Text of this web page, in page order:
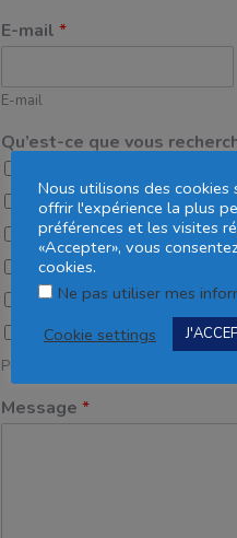
E-mail *
E-mail
Qu’est-ce que vous
Pilotage de gestion
Recrutement
Communication
Digitalisation
Soutien juridique et fiscal
Plusieurs choix possibles
Message *
Nous utilisons des
offrir l'expérience la plus
préférences et les visites
«Accepter», vous
cookies.
Ne pas utiliser mes
Cookie settings